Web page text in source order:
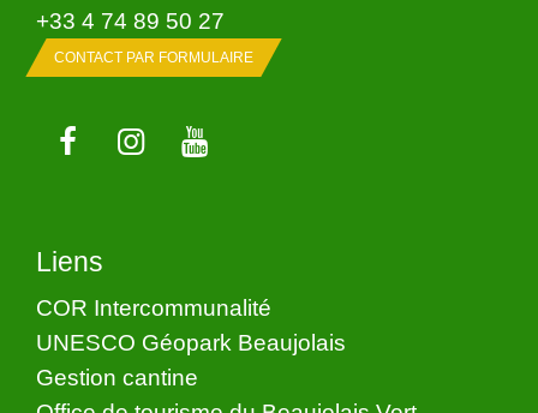
+33 4 74 89 50 27
CONTACT PAR FORMULAIRE
Liens
COR Intercommunalité
UNESCO Géopark Beaujolais
Gestion cantine